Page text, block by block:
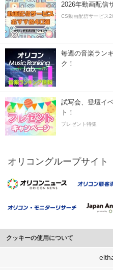
2026年動画配信
CS動画配信サービス
毎週の音楽ラン
ク！
試写会、登壇イ
ト！
プレゼント特集
オリコングループサイト
クッキーの使用について
このサイトでは Cookie を使用して、